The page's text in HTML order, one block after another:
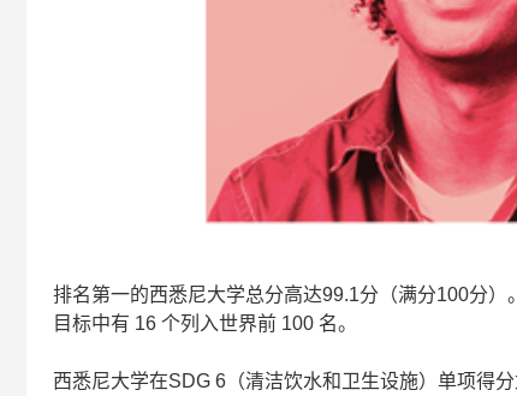
排名第一的西悉尼大学总分高达99.1分（满分100分
目标中有 16 个列入世界前 100 名。
西悉尼大学在SDG 6（清洁饮水和卫生设施）单项得